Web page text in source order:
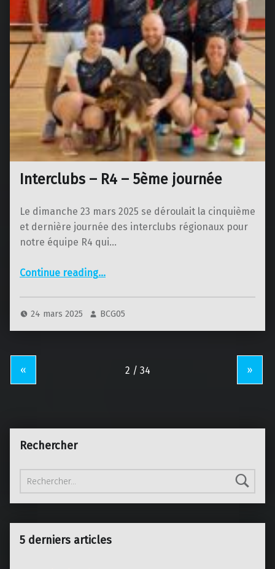
Interclubs – R4 – 5ème journée
Le dimanche 23 mars 2025 se déroulait la cinquième
et dernière journée des interclubs régionaux pour
notre équipe R4 qui…
Continue reading“Interclubs – R4 – 5ème journée”
…
24 mars 2025 BCG05
« »
Rechercher
Rechercher :
5 derniers articles